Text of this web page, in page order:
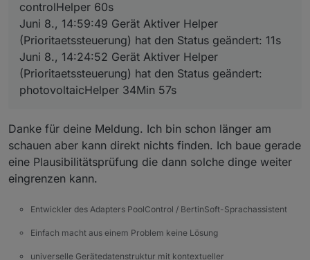
controlHelper 60s
Juni 8., 14:59:49 Gerät Aktiver Helper
(Prioritaetssteuerung) hat den Status geändert: 11s
Juni 8., 14:24:52 Gerät Aktiver Helper
(Prioritaetssteuerung) hat den Status geändert:
photovoltaicHelper 34Min 57s
Danke für deine Meldung. Ich bin schon länger am
schauen aber kann direkt nichts finden. Ich baue gerade
eine Plausibilitätsprüfung die dann solche dinge weiter
eingrenzen kann.
Entwickler des Adapters PoolControl / BertinSoft-Sprachassistent
Einfach macht aus einem Problem keine Lösung
universelle Gerätedatenstruktur mit kontextueller